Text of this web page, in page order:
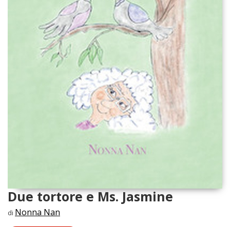
Due tortore e Ms. Jasmine
di Nonna Nan